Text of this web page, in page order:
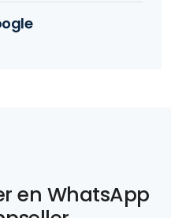
en WhatsApp